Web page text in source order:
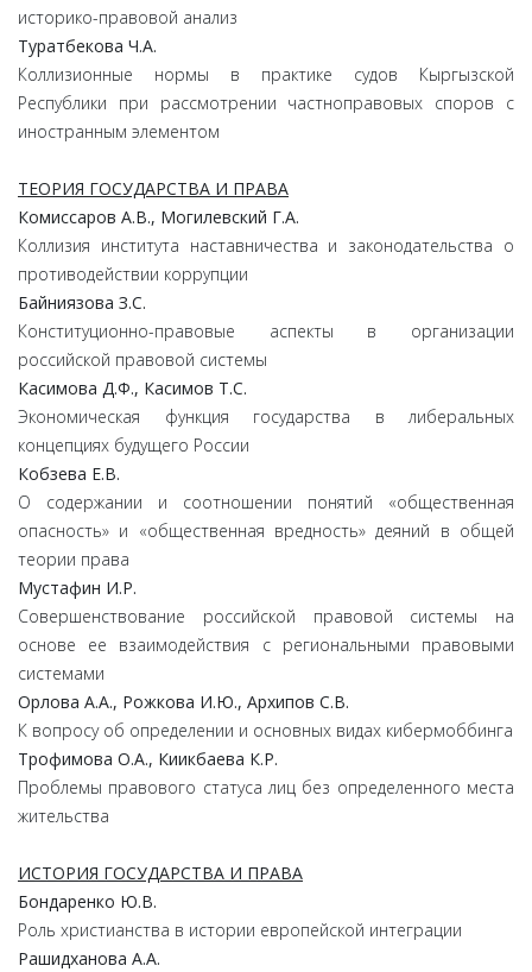
историко-правовой анализ
Туратбекова Ч.А.
Коллизионные нормы в практике судов Кыргызской
Республики при рассмотрении частноправовых споров с
иностранным элементом
ТЕОРИЯ ГОСУДАРСТВА И ПРАВА
Комиссаров А.В., Могилевский Г.А.
Коллизия института наставничества и законодательства о
противодействии коррупции
Байниязова З.С.
Конституционно-правовые аспекты в организации
российской правовой системы
Касимова Д.Ф., Касимов Т.С.
Экономическая функция государства в либеральных
концепциях будущего России
Кобзева Е.В.
О содержании и соотношении понятий «общественная
опасность» и «общественная вредность» деяний в общей
теории права
Мустафин И.Р.
Совершенствование российской правовой системы на
основе ее взаимодействия с региональными правовыми
системами
Орлова А.А., Рожкова И.Ю., Архипов С.В.
К вопросу об определении и основных видах кибермоббинга
Трофимова О.А., Киикбаева К.Р.
Проблемы правового статуса лиц без определенного места
жительства
ИСТОРИЯ ГОСУДАРСТВА И ПРАВА
Бондаренко Ю.В.
Роль христианства в истории европейской интеграции
Рашидханова А.А.